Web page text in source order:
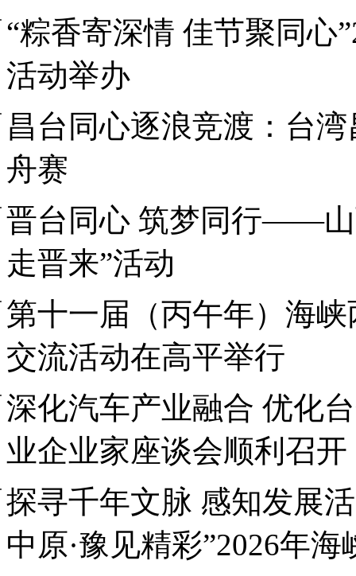
“粽香寄深情 佳节聚同心
活动举办
昌台同心逐浪竞渡：台
舟赛
晋台同心 筑梦同行——山
走晋来”活动
第十一届（丙午年）海
交流活动在高平举行
深化汽车产业融合 优化
业企业家座谈会顺利召开
探寻千年文脉 感知发展
中原·豫见精彩”2026年